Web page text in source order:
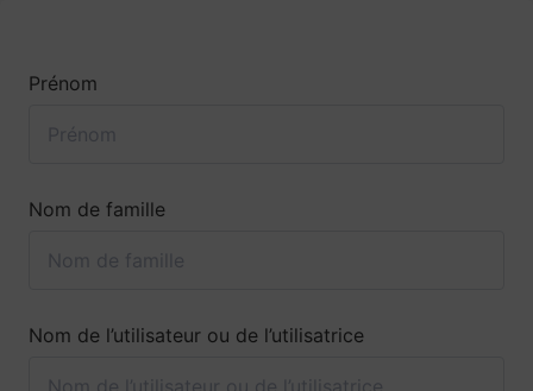
Prénom
Nom de famille
Nom de l’utilisateur ou de l’utilisatrice